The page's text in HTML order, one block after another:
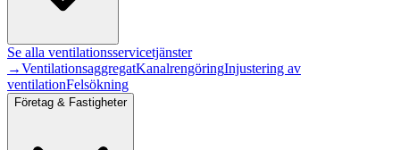
Se alla ventilationsservicetjänster
→VentilationsaggregatKanalrengöringInjustering av
ventilationFelsökning
Företag & Fastigheter